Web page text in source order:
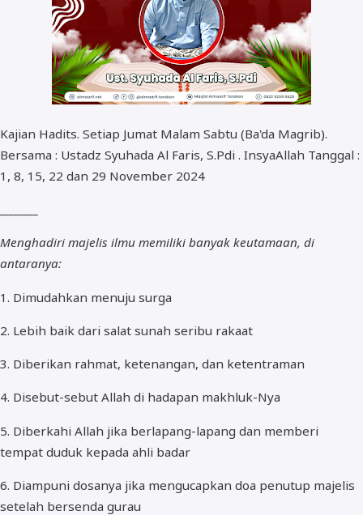
Kajian Hadits. Setiap Jumat Malam Sabtu (Ba'da Magrib).
Bersama : Ustadz Syuhada Al Faris, S.Pdi . InsyaAllah Tanggal :
1, 8, 15, 22 dan 29 November 2024
Menghadiri majelis ilmu memiliki banyak keutamaan, di
antaranya:
1. Dimudahkan menuju surga
2. Lebih baik dari salat sunah seribu rakaat
3. Diberikan rahmat, ketenangan, dan ketentraman
4. Disebut-sebut Allah di hadapan makhluk-Nya
5. Diberkahi Allah jika berlapang-lapang dan memberi
tempat duduk kepada ahli badar
6. Diampuni dosanya jika mengucapkan doa penutup majelis
setelah bersenda gurau